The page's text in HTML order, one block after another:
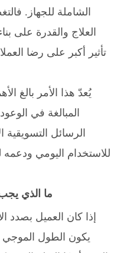
الشاملة للجهاز.
العلاج والقدرة على
تأثير أكبر على رضا
يُعدّ هذا الأمر بالغ
المبالغة في
الرسائل التسويقية
للاستخدام اليومي
5. ما الذي
إذا كان العميل بصدد
يكون الطول